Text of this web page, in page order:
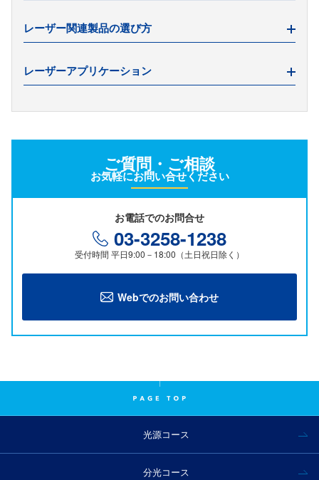
赤外線レーザー（IRレーザー）とは
1550nm帯レーザー
レーザー関連製品の選び方
パルスジェネレータ搭載電源の選び方
レーザーアプリケーション
冷却原子を用いた量子センシングにおけるレーザー活用
量子コンピュータの方式とレーザー活用
冷却原子研究における変調と周波数ロック
レーザー技術「LiDAR」とは
光ファイバーケーブルの接続方法を徹底解説！融着・メカス
プ・コネクタ接続の方法も紹介
ご質問・ご相談
お気軽にお問い合せください
お電話でのお問合せ
03-3258-1238
受付時間 平日9:00－18:00（土日祝日除く）
Webでのお問い合わせ
光源コース
分光コース